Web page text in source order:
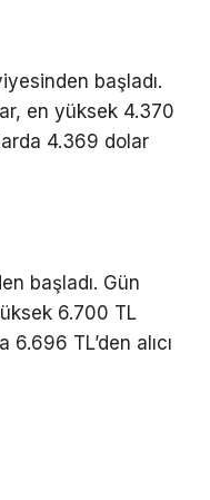
başladı.
en yüksek 4.370
4.369 dolar
başladı. Gün
6.700 TL
TL’den alıcı